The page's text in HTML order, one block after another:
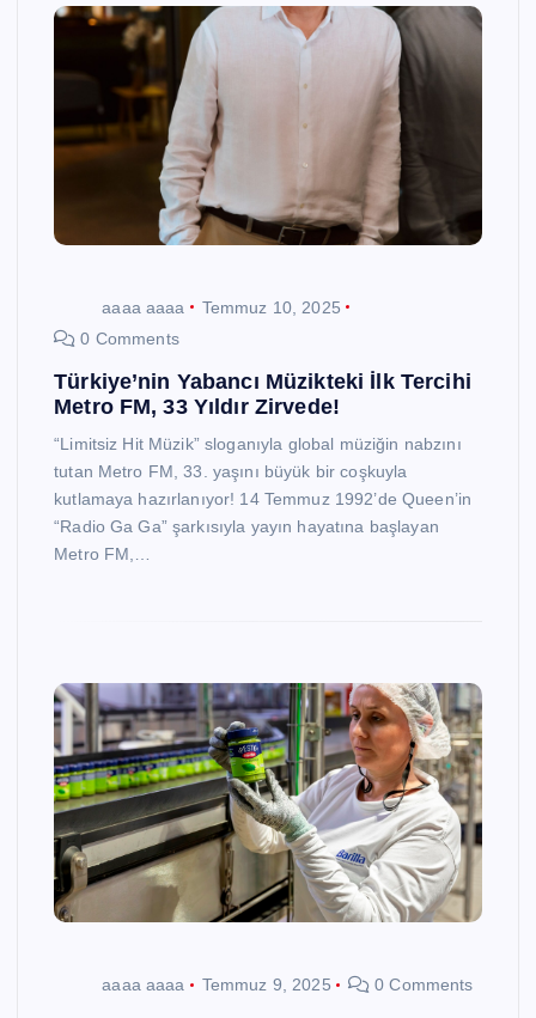
aaaa aaaa
Temmuz 10, 2025
0 Comments
Türkiye’nin Yabancı Müzikteki İlk Tercihi
Metro FM, 33 Yıldır Zirvede!
“Limitsiz Hit Müzik” sloganıyla global müziğin nabzını
tutan Metro FM, 33. yaşını büyük bir coşkuyla
kutlamaya hazırlanıyor! 14 Temmuz 1992’de Queen’in
“Radio Ga Ga” şarkısıyla yayın hayatına başlayan
Metro FM,…
aaaa aaaa Temmuz 9, 2025 0 Comments